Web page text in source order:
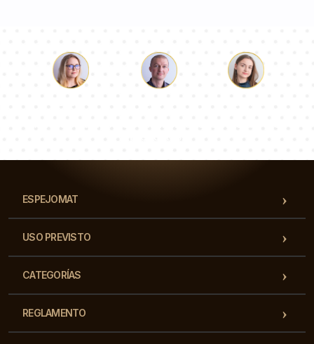
ESPEJOMAT
USO PREVISTO
CATEGORÍAS
REGLAMENTO